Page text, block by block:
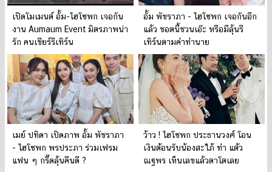
เปิดโมเมนต์ อั้ม-ไฮโซพก เจอกัน
งาน Aumaum Event มิตรภาพน่า
รัก คนเชียร์รีเทิร์น
อั้ม พัชราภา - ไฮโซพก เจอกันอีก
แล้ว ชอตนี้ชวนเอ๊ะ หรือมีลุ้นรี
เทิร์นตามคำทำนาย
เมย์ ปทิดา เปิดภาพ อั้ม พัชราภา
- ไฮโซพก พรประภา ร่วมเฟรม
แฟน ๆ กรี๊ดลุ้นคืนดี ?
ว้าว ! ไฮโซพก ประธานวงศ์ โอน
เงินต้อนรับน้องสะใภ้ ทำ แต้ว
ณฐพร เห็นเลขแล้วตาโตเลย